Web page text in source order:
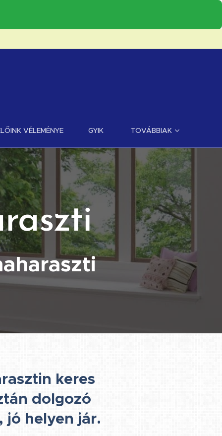
VÉLEMÉNYE GYIK TOVÁBBIAK
keres
dolgozó
helyen jár.